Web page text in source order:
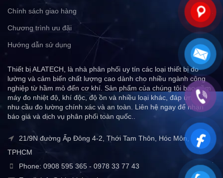
Chính sách giao hàng
Chương trình ưu đãi
Hướng dẫn sử dụng
Thiết bị ALATECH, là nhà phân phối uy tín các loại thiết bị đo
lường và cảm biến chất lượng cao dành cho nhiều ngành công
nghiệp từ hầm mỏ đến cơ khí. Sản phẩm của chúng tôi bao gồm
máy đo nhiệt độ, khí độc, độ ồn và nhiều loại khác, đáp ứng mọi
nhu cầu đo lường chính xác và an toàn. Liên hệ ngay để nhận
báo giá và dịch vụ phân phối toàn quốc..
21/9N đường Ấp Đông 4-2, Thới Tam Thôn, Hóc Môn,
TPHCM
Phone: 0908 595 365 - 0978 33 77 43